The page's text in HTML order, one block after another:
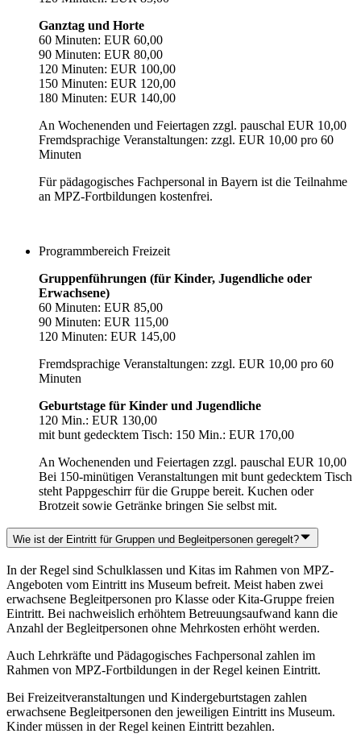
Ganztag und Horte
60 Minuten: EUR 60,00
90 Minuten: EUR 80,00
120 Minuten: EUR 100,00
150 Minuten: EUR 120,00
180 Minuten: EUR 140,00
An Wochenenden und Feiertagen zzgl. pauschal EUR 10,00
Fremdsprachige Veranstaltungen: zzgl. EUR 10,00 pro 60
Minuten
Für pädagogisches Fachpersonal in Bayern ist die Teilnahme
an MPZ-Fortbildungen kostenfrei.
Programmbereich Freizeit
Gruppenführungen (für Kinder, Jugendliche oder
Erwachsene)
60 Minuten: EUR 85,00
90 Minuten: EUR 115,00
120 Minuten: EUR 145,00
Fremdsprachige Veranstaltungen: zzgl. EUR 10,00 pro 60
Minuten
Geburtstage für Kinder und Jugendliche
120 Min.: EUR 130,00
mit bunt gedecktem Tisch: 150 Min.: EUR 170,00
An Wochenenden und Feiertagen zzgl. pauschal EUR 10,00
Bei 150-minütigen Veranstaltungen mit bunt gedecktem Tisch
steht Pappgeschirr für die Gruppe bereit. Kuchen oder
Brotzeit sowie Getränke bringen Sie selbst mit.
Wie ist der Eintritt für Gruppen und Begleitpersonen geregelt?
In der Regel sind Schulklassen und Kitas im Rahmen von MPZ-
Angeboten vom Eintritt ins Museum befreit. Meist haben zwei
erwachsene Begleitpersonen pro Klasse oder Kita-Gruppe freien
Eintritt. Bei nachweislich erhöhtem Betreuungsaufwand kann die
Anzahl der Begleitpersonen ohne Mehrkosten erhöht werden.
Auch Lehrkräfte und Pädagogisches Fachpersonal zahlen im
Rahmen von MPZ-Fortbildungen in der Regel keinen Eintritt.
Bei Freizeitveranstaltungen und Kindergeburtstagen zahlen
erwachsene Begleitpersonen den jeweiligen Eintritt ins Museum.
Kinder müssen in der Regel keinen Eintritt bezahlen.